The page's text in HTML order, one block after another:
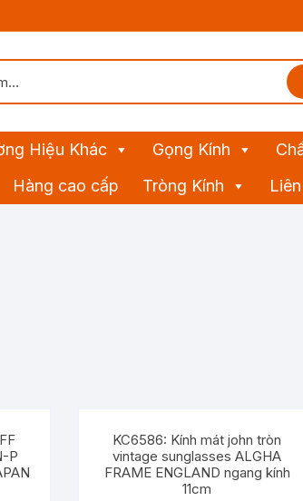
Hiệu Khác Gọng Kính
Hàng cao cấp Tròng Kính
P
KC6586: Kính mát john tròn
vintage sunglasses ALGHA
FRAME ENGLAND ngang kính
11cm